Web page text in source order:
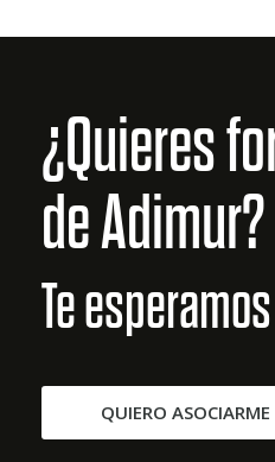
¿Quieres
de Adimur?
Te esperamos
QUIERO ASOCIARME